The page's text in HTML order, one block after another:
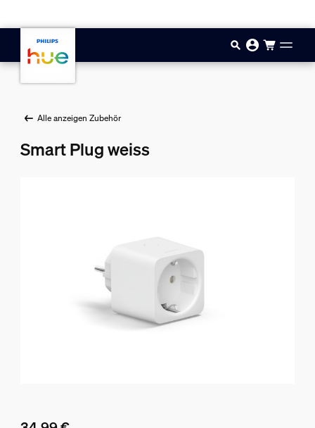
Alle anzeigen Zubehör
Smart Plug weiss